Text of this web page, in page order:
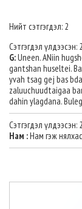
Нийт сэтгэгдэл: 2
Сэтгэгдэл
G:Uneen. ANiin
gantshan huseltei.
yvah tsag gej bas
zaluuchuudtaigaa
dahin ylagdana.
Сэтгэгдэл
Нам :Нам гэж